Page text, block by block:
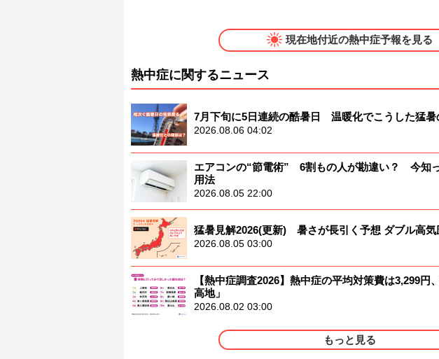
現在地付近の熱中症予報を見る
熱中症に関するニュース
7月下旬に5日連続の酷暑日 温暖化でこうした猛暑
2026.08.06 04:02
エアコンの“節電術” 6割もの人が勘違い？ 今知
用法
2026.08.05 22:00
猛暑見解2026(更新) 暑さが長引く予想 ダブル高気
2026.08.05 03:00
【熱中症調査2026】熱中症の平均対策費は3,299円
高地」
2026.08.02 03:00
もっと見る